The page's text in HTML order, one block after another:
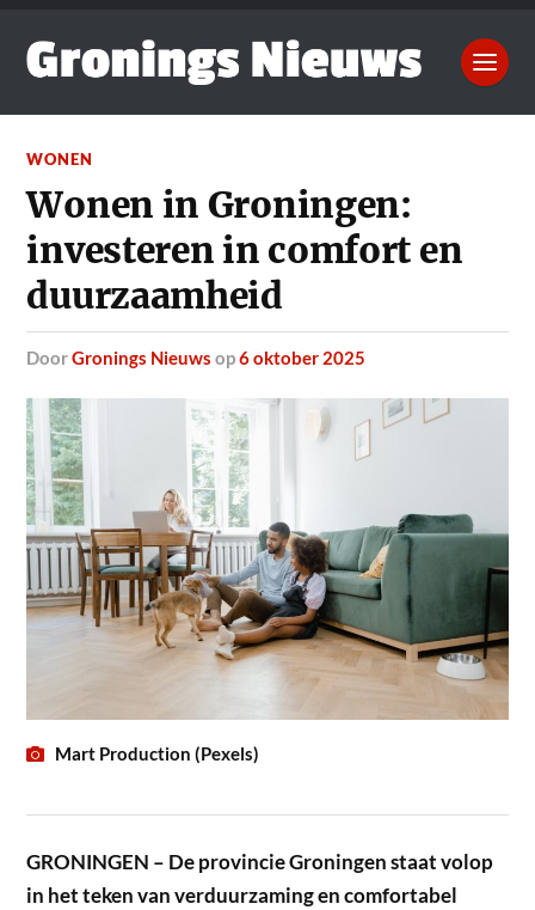
WONEN
Wonen in Groningen:
investeren in comfort en
duurzaamheid
doorGronings Nieuws op6 oktober 2025
Mart Production (Pexels)
GRONINGEN – De provincie Groningen staat volop
in het teken van verduurzaming en comfortabel